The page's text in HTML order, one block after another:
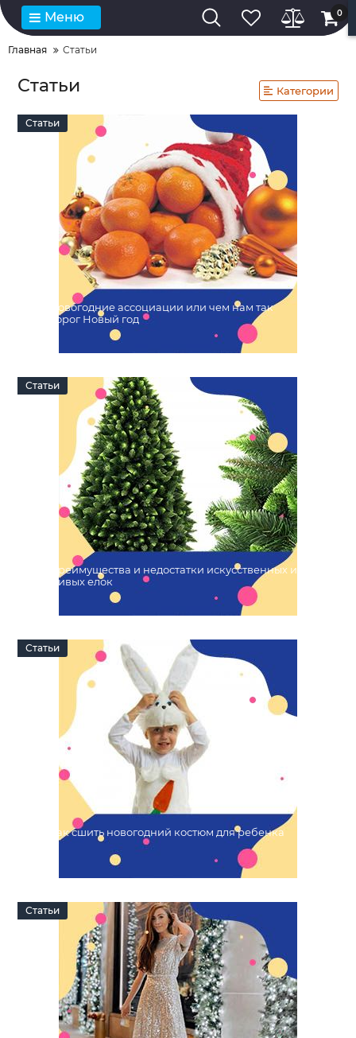
Меню 0
Главная Статьи
Статьи Категории
Статьи
Новогодние ассоциации или чем нам так
дорог Новый год
Статьи
Преимущества и недостатки искусственных и
живых елок
Статьи
Как сшить новогодний костюм для ребенка
Статьи